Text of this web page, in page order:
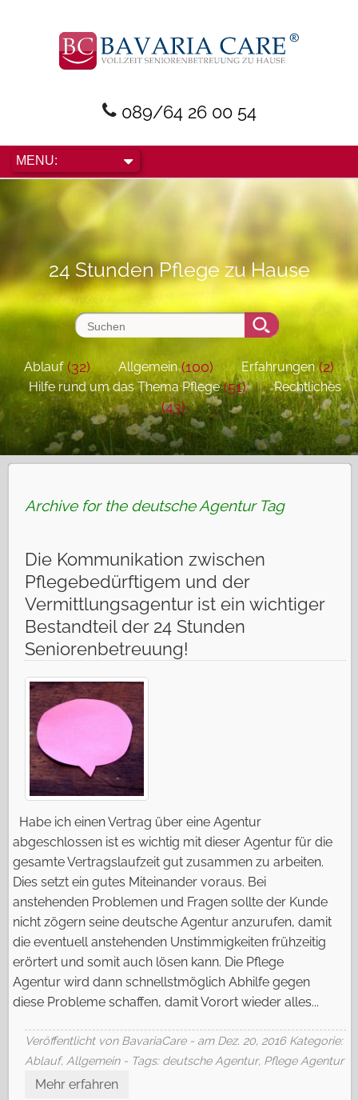
089/64 26 00 54
24 Stunden Pflege zu Hause
Ablauf(32) Allgemein(100) Erfahrungen(2)
Hilfe rund um das Thema Pflege(51) Rechtliches
(43)
Archive for the deutsche Agentur Tag
Die Kommunikation zwischen
Pflegebedürftigem und der
Vermittlungsagentur ist ein wichtiger
Bestandteil der 24 Stunden
Seniorenbetreuung!
Habe ich einen Vertrag über eine Agentur
abgeschlossen ist es wichtig mit dieser Agentur für die
gesamte Vertragslaufzeit gut zusammen zu arbeiten.
Dies setzt ein gutes Miteinander voraus. Bei
anstehenden Problemen und Fragen sollte der Kunde
nicht zögern seine deutsche Agentur anzurufen, damit
die eventuell anstehenden Unstimmigkeiten frühzeitig
erörtert und somit auch lösen kann. Die Pflege
Agentur wird dann schnellstmöglich Abhilfe gegen
diese Probleme schaffen, damit Vorort wieder alles...
Veröffentlicht von BavariaCare - am Dez. 20, 2016 Kategorie:
Ablauf, Allgemein- Tags: deutsche Agentur, Pflege Agentur
Mehr erfahren